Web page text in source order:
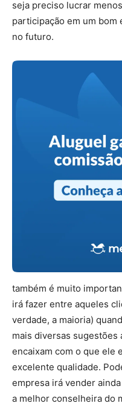
seja preciso lucrar
participação em um bom
no futuro.
também é muito
irá fazer entre aqueles
verdade, a maioria)
mais diversas
encaixam com o que ele
excelente qualidade.
empresa irá vender
a melhor conselheira do